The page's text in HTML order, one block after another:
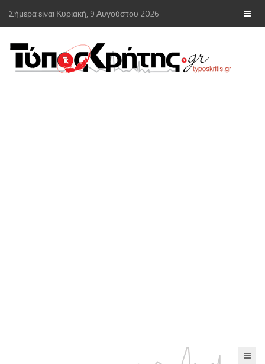
Σήμερα είναι Κυριακή, 9 Αυγούστου 2026